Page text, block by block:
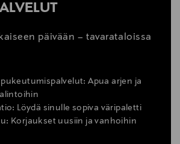
päivään – tavarataloissa
Apua arjen ja
Löydä sinulle sopiva väripaletti
Korjaukset uusiin ja vanhoihin